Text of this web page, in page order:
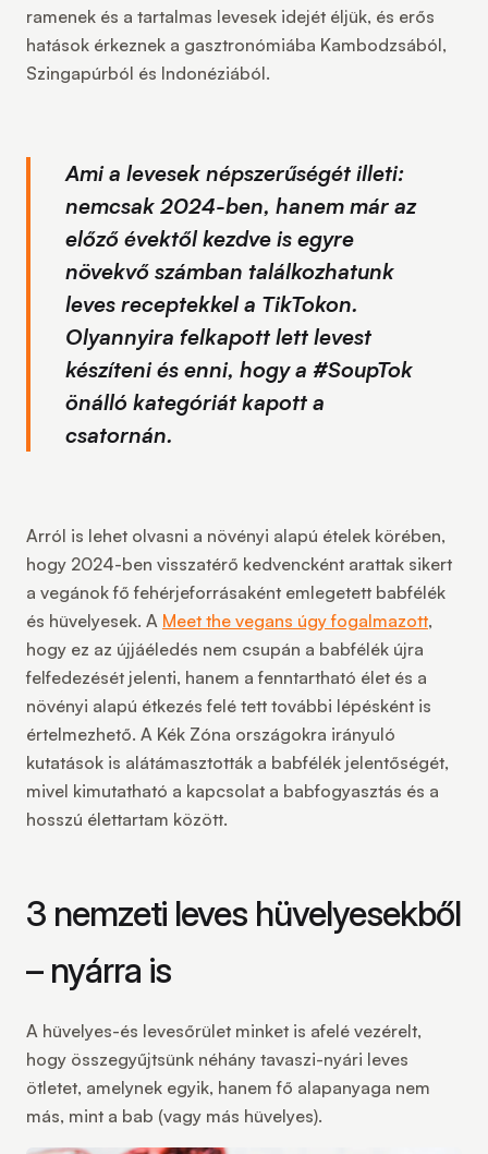
ramenek és a tartalmas levesek idejét éljük, és erős
hatások érkeznek a gasztronómiába Kambodzsából,
Szingapúrból és Indonéziából.
Ami a levesek népszerűségét illeti:
nemcsak 2024-ben, hanem már az
előző évektől kezdve is egyre
növekvő számban találkozhatunk
leves receptekkel a TikTokon.
Olyannyira felkapott lett levest
készíteni és enni, hogy a #SoupTok
önálló kategóriát kapott a
csatornán.
Arról is lehet olvasni a növényi alapú ételek körében,
hogy 2024-ben visszatérő kedvencként arattak sikert
a vegánok fő fehérjeforrásaként emlegetett babfélék
és hüvelyesek. A Meet the vegans úgy fogalmazott,
hogy ez az újjáéledés nem csupán a babfélék újra
felfedezését jelenti, hanem a fenntartható élet és a
növényi alapú étkezés felé tett további lépésként is
értelmezhető. A Kék Zóna országokra irányuló
kutatások is alátámasztották a babfélék jelentőségét,
mivel kimutatható a kapcsolat a babfogyasztás és a
hosszú élettartam között.
3 nemzeti leves hüvelyesekből
– nyárra is
A hüvelyes-és levesőrület minket is afelé vezérelt,
hogy összegyűjtsünk néhány tavaszi-nyári leves
ötletet, amelynek egyik, hanem fő alapanyaga nem
más, mint a bab (vagy más hüvelyes).